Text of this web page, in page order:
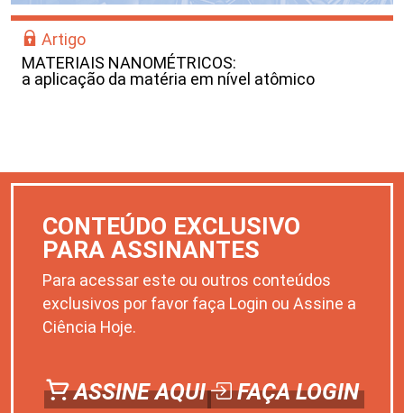
Artigo
MATERIAIS NANOMÉTRICOS:
a aplicação da matéria em nível atômico
CONTEÚDO EXCLUSIVO
PARA ASSINANTES
Para acessar este ou outros conteúdos
exclusivos por favor faça Login ou Assine a
Ciência Hoje.
ASSINE AQUI FAÇA LOGIN